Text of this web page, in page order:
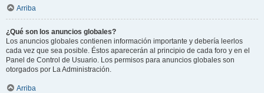
Arriba
¿Qué son los anuncios globales?
Los anuncios globales contienen información importante y debería leerlos
cada vez que sea posible. Éstos aparecerán al principio de cada foro y en el
Panel de Control de Usuario. Los permisos para anuncios globales son
otorgados por La Administración.
Arriba